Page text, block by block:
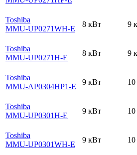
Toshiba
MMU-UP0271WH-E
8 кВт 9
Toshiba
MMU-UP0271H-E
8 кВт 9
Toshiba
MMU-AP0304HP1-E
9 кВт
Toshiba
MMU-UP0301H-E
9 кВт
Toshiba
MMU-UP0301WH-E
9 кВт